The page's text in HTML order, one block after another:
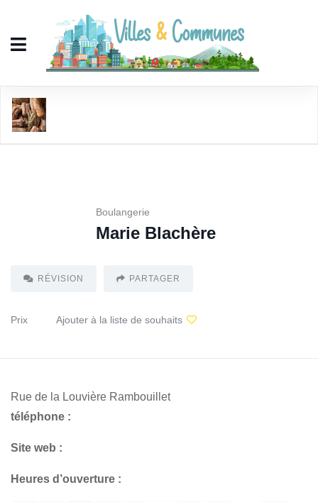
Boulangerie
Marie Blachère
RÉVISION PARTAGER
Prix Ajouter à la liste de souhaits
Rue de la Louvière Rambouillet
téléphone :
Site web :
Heures d’ouverture :